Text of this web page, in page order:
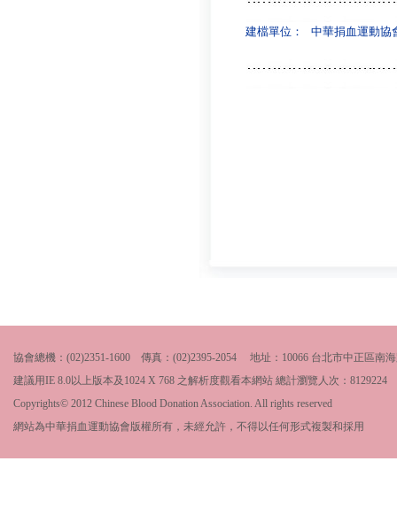
建檔單位： 中華捐血運動協
協會總機：(02)2351-1600 傳真：(02)2395-2054 地址：10066 台北市中正區南
建議用IE 8.0以上版本及1024 X 768 之解析度觀看本網站 總計瀏覽人次： 8129224
Copyrights© 2012 Chinese Blood Donation Association. All rights reserved
網站為中華捐血運動協會版權所有，未經允許，不得以任何形式複製和採用